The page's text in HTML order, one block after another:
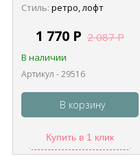
Стиль: ретро, лофт
1 770 Р 2 087Р
В наличии
Артикул - 29516
В корзину
Купить в 1 клик